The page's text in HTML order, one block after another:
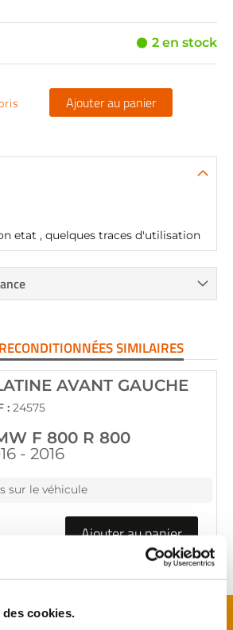
cookies.
2 en stock
Ajouter au panier
etat , quelques traces d'utilisation
SIMILAIRES
AVANT GAUCHE
: 24575
F 800 R 800
- 2016
sur le véhicule
Ajouter au panier
VOTRE PIÈCE !